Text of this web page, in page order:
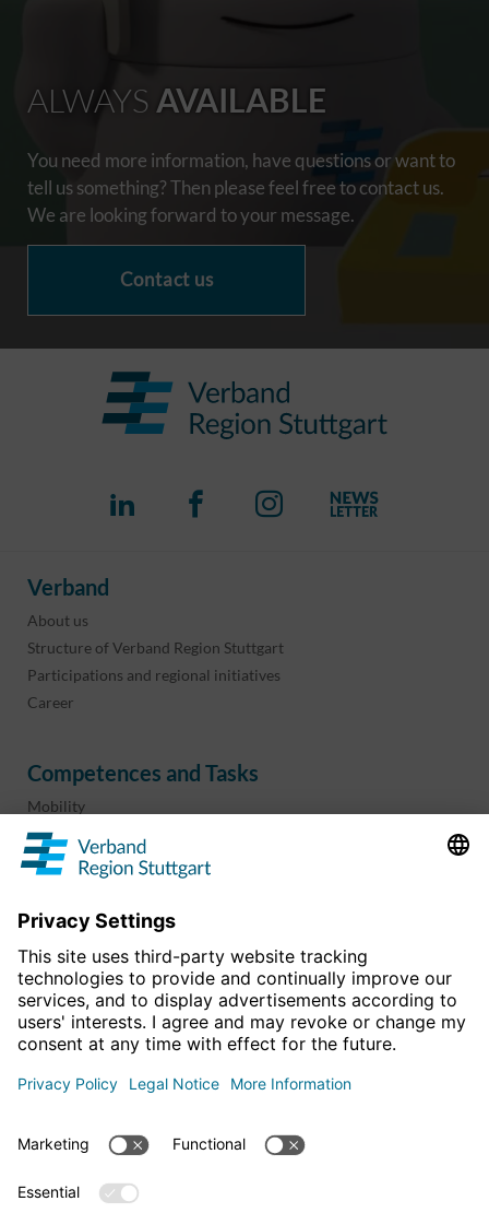
ALWAYS AVAILABLE
You need more information, have questions or want to
tell us something? Then please feel free to contact us.
We are looking forward to your message.
Contact us
Verband
About us
Structure of Verband Region Stuttgart
Participations and regional initiatives
Career
Competences and Tasks
Mobility
Regional planning
Business development
Projects & programs
overview
Information & Downloads
Publications
The region in numbers